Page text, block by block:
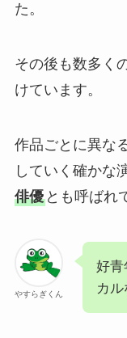
た。
その後も数多く
けています。
作品ごとに異な
していく確かな
俳優とも呼ばれ
やすらぎくん
好青
カ